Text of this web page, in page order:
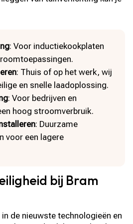
: Voor inductiekookplaten
: Thuis of op het werk, wij
en snelle laadoplossing.
: Voor bedrijven en
hoog stroomverbruik.
: Duurzame
voor een lagere
bij Bram
de nieuwste technologieën en